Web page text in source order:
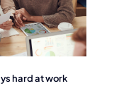
hard at work